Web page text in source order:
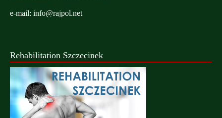
e-mail: info@rajpol.net
Rehabilitation Szczecinek